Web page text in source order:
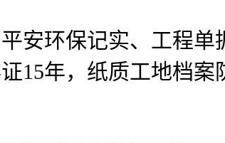
环保记实、工程单
15年，纸质工地档